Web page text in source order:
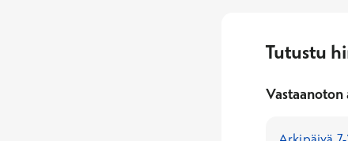
Tutustu